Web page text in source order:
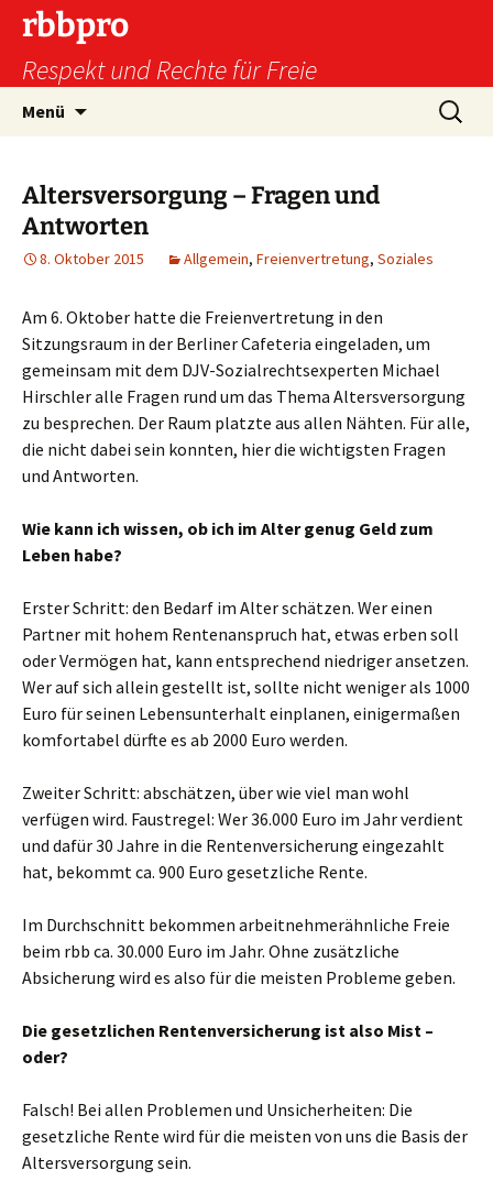
Zum
Inhalt
springen
rbbpro
Respekt und Rechte für Freie
Menü
Suchen
nach:
Altersversorgung – Fragen und
Antworten
8. Oktober 2015 Allgemein, Freienvertretung, Soziales
Am 6. Oktober hatte die Freienvertretung in den
Sitzungsraum in der Berliner Cafeteria eingeladen, um
gemeinsam mit dem DJV-Sozialrechtsexperten Michael
Hirschler alle Fragen rund um das Thema Altersversorgung
zu besprechen. Der Raum platzte aus allen Nähten. Für alle,
die nicht dabei sein konnten, hier die wichtigsten Fragen
und Antworten.
Wie kann ich wissen, ob ich im Alter genug Geld zum
Leben habe?
Erster Schritt: den Bedarf im Alter schätzen. Wer einen
Partner mit hohem Rentenanspruch hat, etwas erben soll
oder Vermögen hat, kann entsprechend niedriger ansetzen.
Wer auf sich allein gestellt ist, sollte nicht weniger als 1000
Euro für seinen Lebensunterhalt einplanen, einigermaßen
komfortabel dürfte es ab 2000 Euro werden.
Zweiter Schritt: abschätzen, über wie viel man wohl
verfügen wird. Faustregel: Wer 36.000 Euro im Jahr verdient
und dafür 30 Jahre in die Rentenversicherung eingezahlt
hat, bekommt ca. 900 Euro gesetzliche Rente.
Im Durchschnitt bekommen arbeitnehmerähnliche Freie
beim rbb ca. 30.000 Euro im Jahr. Ohne zusätzliche
Absicherung wird es also für die meisten Probleme geben.
Die gesetzlichen Rentenversicherung ist also Mist –
oder?
Falsch! Bei allen Problemen und Unsicherheiten: Die
gesetzliche Rente wird für die meisten von uns die Basis der
Altersversorgung sein.